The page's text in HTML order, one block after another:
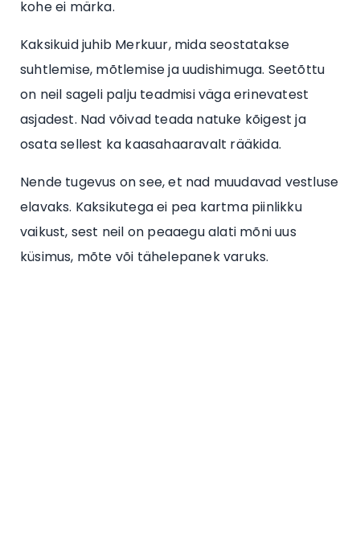
kohe ei märka.
Kaksikuid juhib Merkuur, mida seostatakse
suhtlemise, mõtlemise ja uudishimuga. Seetõttu
on neil sageli palju teadmisi väga erinevatest
asjadest. Nad võivad teada natuke kõigest ja
osata sellest ka kaasahaaravalt rääkida.
Nende tugevus on see, et nad muudavad vestluse
elavaks. Kaksikutega ei pea kartma piinlikku
vaikust, sest neil on peaaegu alati mõni uus
küsimus, mõte või tähelepanek varuks.